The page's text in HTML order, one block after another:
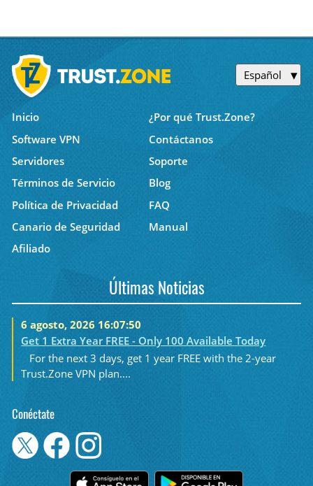
Español
Inicio
¿Por qué Trust.Zone?
Software VPN
Contáctanos
Servidores
Soporte
Términos de Servicio
Blog
Política de Privacidad
FAQ
Canario de Seguridad
Manual
Afiliado
Últimas Noticias
6 agosto, 2026 16:07:50
Get 1 Extra Year FREE - Only 100 Available Today
For the next 3 days, get 1 year FREE with the 2-year
Trust.Zone VPN plan....
Conéctate